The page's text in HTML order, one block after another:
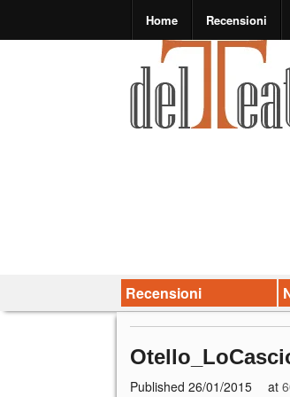
Home Recensioni
Recensioni
Published 26/01/2015 at